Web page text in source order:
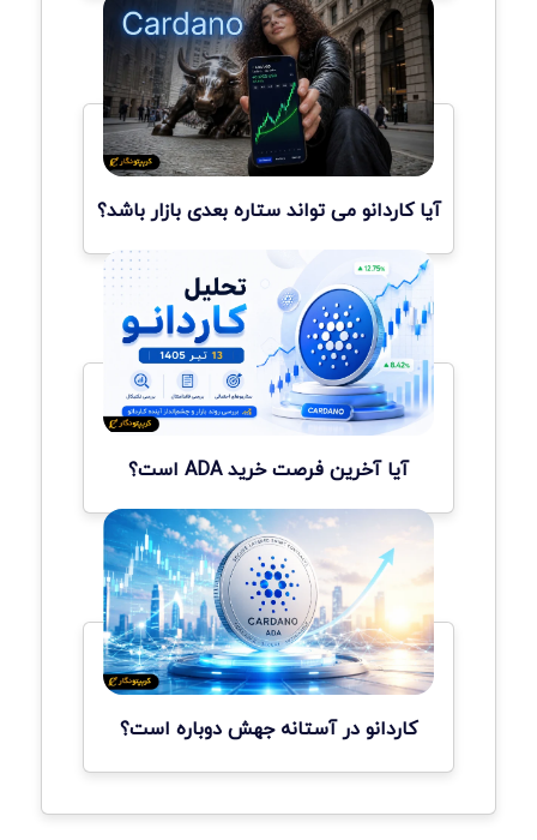
آیا کاردانو می تواند ستاره بعدی بازار باشد؟
آیا آخرین فرصت خرید ADA است؟
کاردانو در آستانه جهش دوباره است؟